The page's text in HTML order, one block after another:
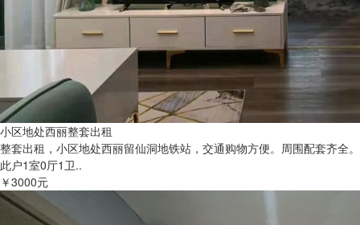
小区地处西丽整套出租
整套出租，小区地处西丽留仙洞地铁站，交通购物方便。周围配套齐全。
此户1室0厅1卫..
￥3000元